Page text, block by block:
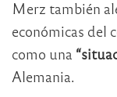
Merz también
económicas del
como una
Alemania.